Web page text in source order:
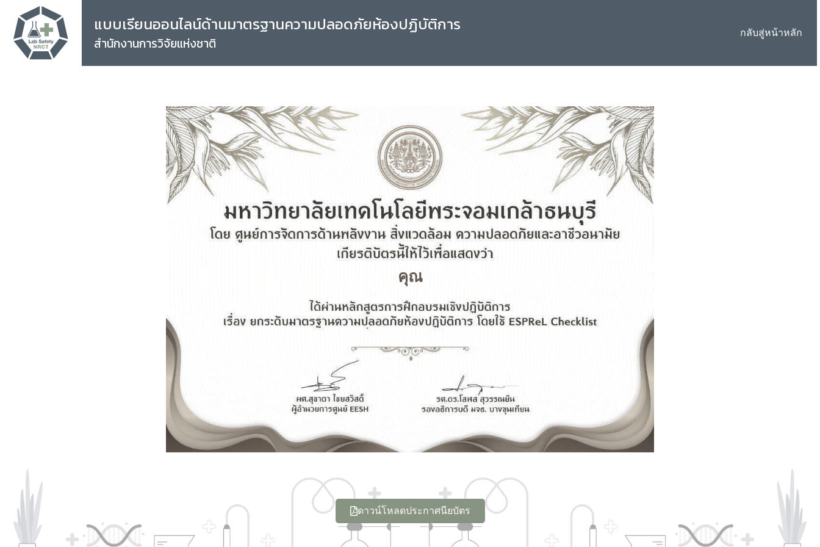
แบบเรียนออนไลน์ด้านมาตรฐานความปลอดภัยห้องปฏิบัติการ
สำนักงานการวิจัยแห่งชาติ
กลับสู่หน้าหลัก
คุณ
ดาวน์โหลดประกาศนียบัตร